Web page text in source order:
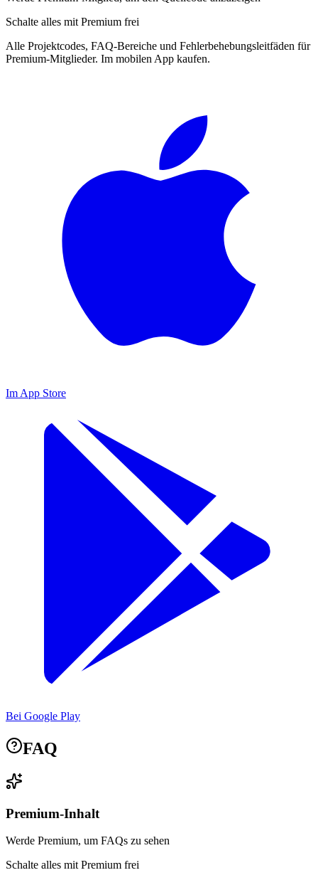
Schalte alles mit Premium frei
Alle Projektcodes, FAQ-Bereiche und Fehlerbehebungsleitfäden für
Premium-Mitglieder. Im mobilen App kaufen.
Im App Store
Bei Google Play
FAQ
Premium-Inhalt
Werde Premium, um FAQs zu sehen
Schalte alles mit Premium frei